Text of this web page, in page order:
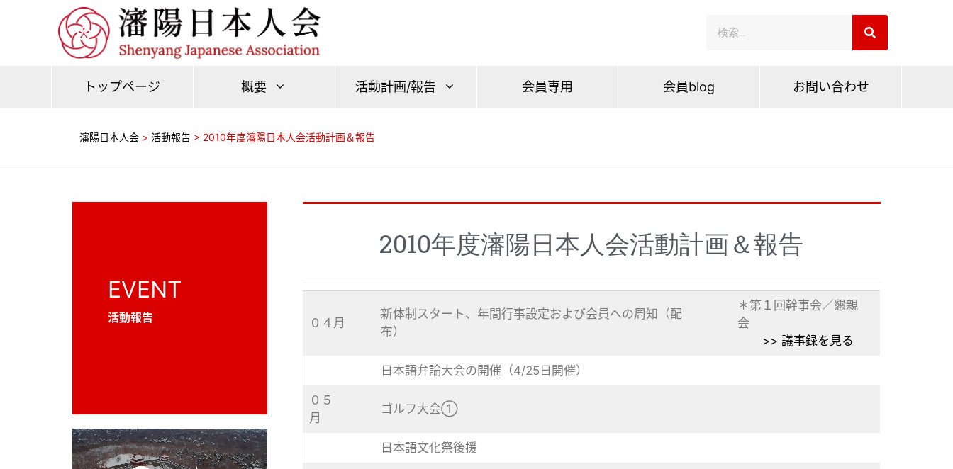
トップページ 概要 活動計画/報告 会員専用 会員blog お問い合わせ
瀋陽日本人会 > 活動報告 > 2010年度瀋陽日本人会活動計画＆報告
EVENT
活動報告
2010年度瀋陽日本人会活動計画＆報告
０４月
新体制スタート、年間行事設定および会員への周知（配
布）
＊第１回幹事会／懇親
会
>> 議事録を見る
日本語弁論大会の開催（4/25日開催）
０５
月
ゴルフ大会①
日本語文化祭後援